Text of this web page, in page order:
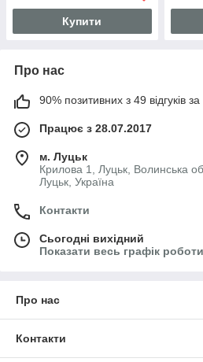
Купити
Про нас
90% позитивних з 49 відгуків за
Працює з 28.07.2017
м. Луцьк
Крилова 1, Луцьк, Волинська
Луцьк, Україна
Контакти
Сьогодні вихідний
Показати весь графік роботи
Про нас
Контакти